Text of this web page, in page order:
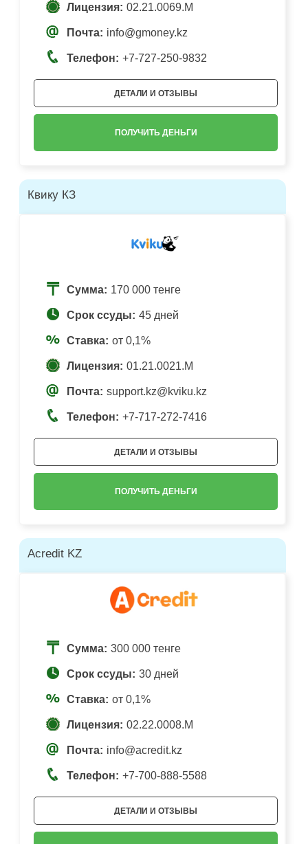
Лицензия: 02.21.0069.M
Почта: info@gmoney.kz
Телефон: +7-727-250-9832
ДЕТАЛИ И ОТЗЫВЫ
ПОЛУЧИТЬ ДЕНЬГИ
Квику КЗ
Сумма: 170 000 тенге
Срок ссуды: 45 дней
Ставка: от 0,1%
Лицензия: 01.21.0021.M
Почта: support.kz@kviku.kz
Телефон: +7-717-272-7416
ДЕТАЛИ И ОТЗЫВЫ
ПОЛУЧИТЬ ДЕНЬГИ
Acredit KZ
Сумма: 300 000 тенге
Срок ссуды: 30 дней
Ставка: от 0,1%
Лицензия: 02.22.0008.М
Почта: info@acredit.kz
Телефон: +7-700-888-5588
ДЕТАЛИ И ОТЗЫВЫ